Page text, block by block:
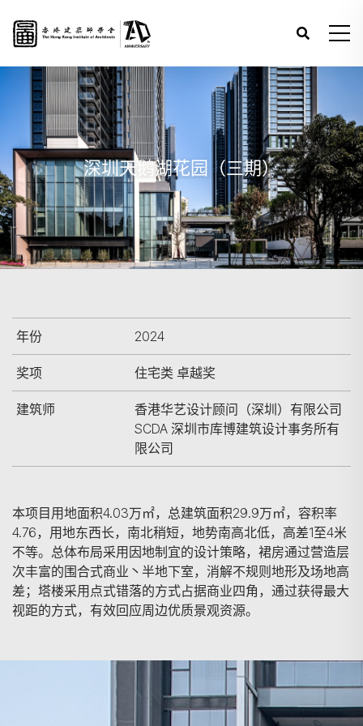
深圳天鹅湖花园（三期）
年份 2024
奖项 住宅类 卓越奖
建筑师
香港华艺设计顾问（深圳）有限公司
SCDA 深圳市库博建筑设计事务所有
限公司
本项目用地面积4.03万㎡，总建筑面积29.9万㎡，容积率
4.76，用地东西长，南北稍短，地势南高北低，高差1至4米
不等。总体布局采用因地制宜的设计策略，裙房通过营造层
次丰富的围合式商业丶半地下室，消解不规则地形及场地高
差；塔楼采用点式错落的方式占据商业四角，通过获得最大
视距的方式，有效回应周边优质景观资源。